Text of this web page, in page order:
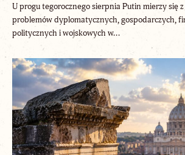
U progu tegorocznego sierpnia Putin mierzy się
problemów dyplomatycznych, gospodarczych,
politycznych i wojskowych w...